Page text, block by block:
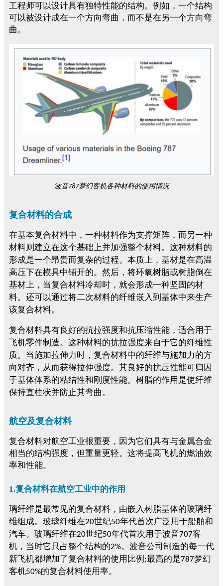
工程师可以设计具有独特性能的结构。例如，一个结构
可以被设计成在一个方向弯曲，而不是在另一个方向弯
曲。
波音787梦幻客机各种材料的使用情况
复合材料的合成
在基本复合材料中，一种材料作为支撑矩阵，而另一种
材料则建立在这个基础上并加强整个材料。这种材料的
形成是一个昂贵而复杂的过程。本质上，基材是在高温
高压下在模具中铺开的。然后，将环氧树脂或树脂倒在
基材上，当复合材料冷却时，就会形成一种坚固的材
料。还可以通过将二次材料的纤维嵌入到基体中来生产
该复合材料。
复合材料具有良好的抗拉强度和抗压缩性能，适合用于
飞机零件制造。这种材料的抗拉强度来自于它的纤维性
质。当施加拉伸力时，复合材料中的纤维与施加力的方
向对齐，从而获得拉伸强度。其良好的抗压性能可归因
于基体体系的粘结性和刚度性能。树脂的作用是使纤维
保持直柱状并防止其弯曲。
航空及复合材料
复合材料对航空工业很重要，因为它们具有与金属合金
相当的结构强度，但重量更轻。这将提高飞机的燃油效
率和性能。
1.复合材料在航空工业中的作用
璃纤维是最常见的复合材料，由嵌入树脂基体的玻璃纤
维组成。玻璃纤维在20世纪50年代首次广泛用于船舶和
汽车。玻璃纤维在20世纪50年代首次用于波音707客
机，当时它只占整个结构的2%。波音公司制造的每一代
新飞机都增加了复合材料的使用比例 ;最高的是787梦幻
客机50%的复合材料使用率。